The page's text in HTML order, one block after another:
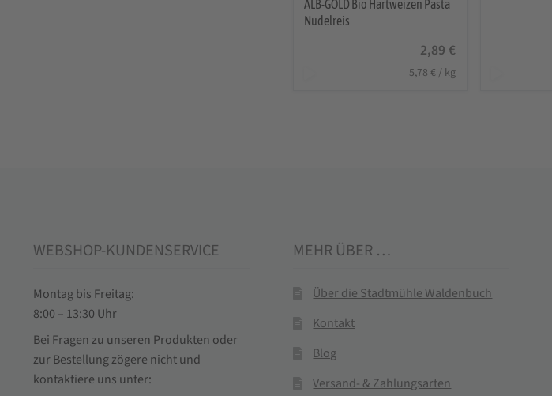
ALB-GOLD Bio Hartweizen Pasta
Nudelreis
2,89 €
5,78 € / kg
WEBSHOP-KUNDENSERVICE
Montag bis Freitag:
8:00 – 13:30 Uhr
Bei Fragen zu unseren Produkten oder
zur Bestellung zögere nicht und
kontaktiere uns unter:
MEHR ÜBER …
Über die Stadtmühle Waldenbuch
Kontakt
Blog
Versand- & Zahlungsarten